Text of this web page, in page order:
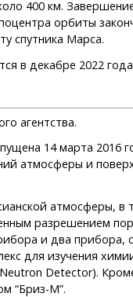
400 км.
орбиты
спутника Марса.
в декабре 2022
агентства.
14 марта 2016
атмосферы и
атмосферы, в
разрешением
и два прибора,
для изучения
Detector).
“Бриз-М”.